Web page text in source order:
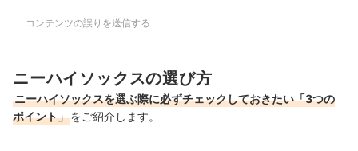
コンテンツの誤りを送信する
ニーハイソックスの選び方
ニーハイソックスを選ぶ際に必ずチェックしておきたい「3つの
ポイント」をご紹介します。